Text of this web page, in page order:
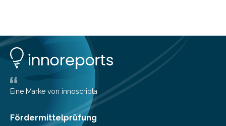
lassen. Genau daran arbeitet das Fraunhofer-Institut für
Angewandte Polymerforschung IAP im Potsdam
Science Park und stellt seine Entwicklungen im Bereich
biobasierter und bioabbaubarer Kunststoffe auf der K
Messe 2025 vor, der internationalen…
Eine Marke von innoscripta
Fördermittelprüfung